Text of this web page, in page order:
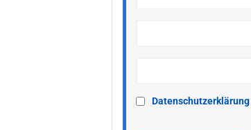
Datenschutzerklärung